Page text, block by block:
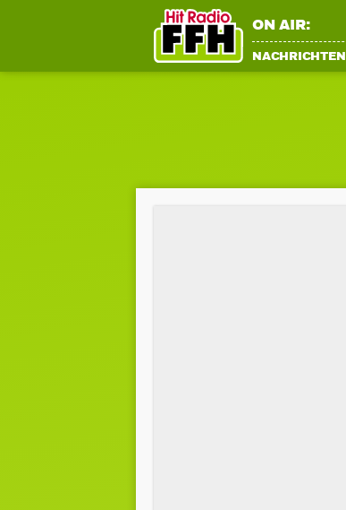
ON AIR:
NACHRICHTEN